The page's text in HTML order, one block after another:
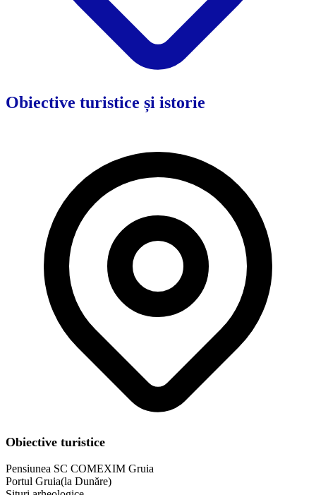
Obiective turistice și istorie
Obiective turistice
Pensiunea SC COMEXIM Gruia
Portul Gruia(la Dunăre)